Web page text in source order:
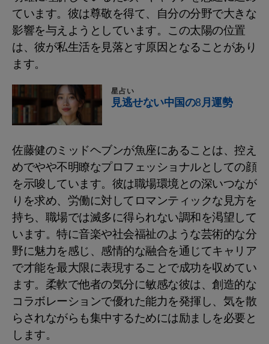
ています。彼は尊敬を得て、自分の分野で大きな
影響を与えようとしています。この太陽の位置
は、彼が私生活を見落とす原因となることがあり
ます。
星占い
見逃せない中国の8月運勢
佐藤健のミッドヘブンが魚座にあることは、控え
めでやや不明瞭なプロフェッショナルとしての顔
を示唆しています。彼は職場環境との深いつなが
りを求め、労働に対してロマンティックな見方を
持ち、職場では滅多に得られない調和を渇望して
います。特に音楽や社会福祉のような芸術的な分
野に魅力を感じ、感情的な融合を通じてキャリア
で才能を最大限に表現することで成功を収めてい
ます。柔軟で他者の気分に敏感な彼は、創造的な
コラボレーションで優れた能力を発揮し、気を散
らされながらも集中するためには励ましを必要と
します。